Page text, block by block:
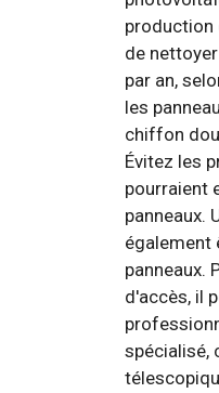
production
de
par an,
les
chiffon
Évitez les
pourraient
panneaux.
également
panneaux.
d'accès, il
spécialisé,